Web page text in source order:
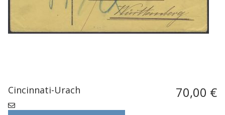
Cincinnati-Urach 70,00 €